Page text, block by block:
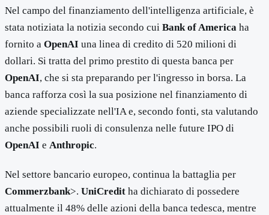
Nel campo del finanziamento dell'intelligenza artificiale, è
stata notiziata la notizia secondo cui Bank of America ha
fornito a OpenAI una linea di credito di 520 milioni di
dollari. Si tratta del primo prestito di questa banca per
OpenAI, che si sta preparando per l'ingresso in borsa. La
banca rafforza così la sua posizione nel finanziamento di
aziende specializzate nell'IA e, secondo fonti, sta valutando
anche possibili ruoli di consulenza nelle future IPO di
OpenAI e Anthropic.
Nel settore bancario europeo, continua la battaglia per
Commerzbank>. UniCredit ha dichiarato di possedere
attualmente il 48% delle azioni della banca tedesca, mentre